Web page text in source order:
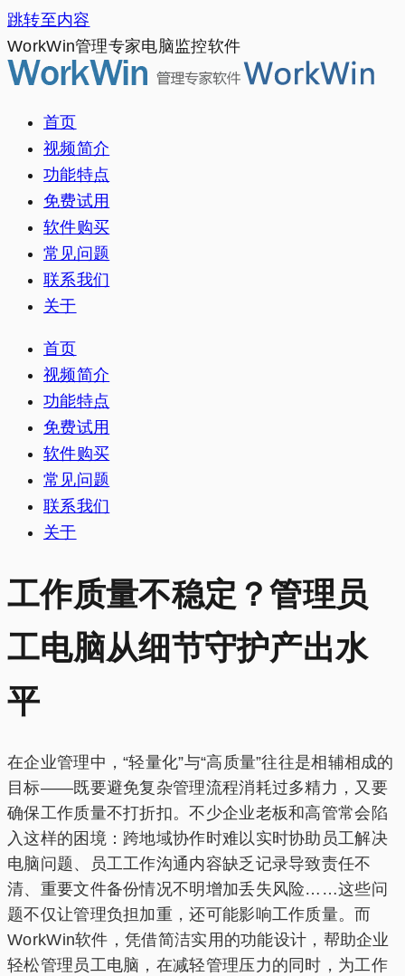
跳转至内容
WorkWin管理专家电脑监控软件
首页
视频简介
功能特点
免费试用
软件购买
常见问题
联系我们
关于
首页
视频简介
功能特点
免费试用
软件购买
常见问题
联系我们
关于
工作质量不稳定？管理员
工电脑从细节守护产出水
平
在企业管理中，“轻量化”与“高质量”往往是相辅相成的
目标——既要避免复杂管理流程消耗过多精力，又要
确保工作质量不打折扣。不少企业老板和高管常会陷
入这样的困境：跨地域协作时难以实时协助员工解决
电脑问题、员工工作沟通内容缺乏记录导致责任不
清、重要文件备份情况不明增加丢失风险……这些问
题不仅让管理负担加重，还可能影响工作质量。而
WorkWin软件，凭借简洁实用的功能设计，帮助企业
轻松管理员工电脑，在减轻管理压力的同时，为工作